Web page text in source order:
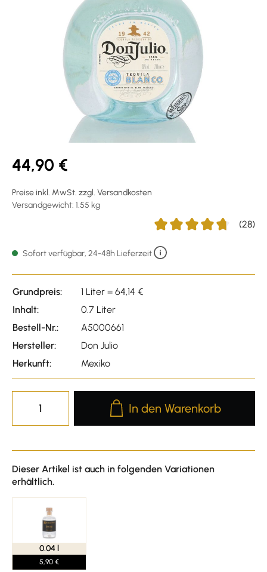
44,90 €
Preise inkl. MwSt. zzgl. Versandkosten
Versandgewicht: 1.55 kg
(28)
Sofort verfügbar, 24-48h Lieferzeit
Grundpreis:
1 Liter = 64,14 €
Inhalt:
0.7 Liter
Bestell-Nr.:
A5000661
Hersteller:
Don Julio
Herkunft:
Mexiko
Produkt Anzahl: Gib den
In den Warenkorb
Dieser Artikel ist auch in folgenden Variationen
erhältlich.
0.04 l
5,90 €